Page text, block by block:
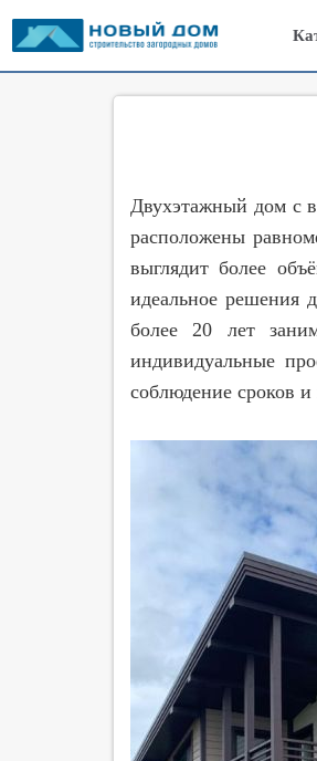
Двухэтажный дом с
расположены
выглядит более
идеальное решения
более 20 лет
индивидуальные
соблюдение сроков и